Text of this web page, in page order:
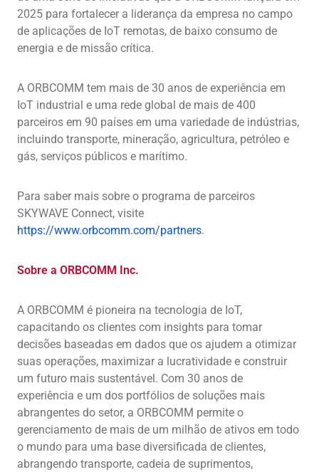
2025 para fortalecer a liderança da empresa no campo
de aplicações de IoT remotas, de baixo consumo de
energia e de missão crítica.
A ORBCOMM tem mais de 30 anos de experiência em
IoT industrial e uma rede global de mais de 400
parceiros em 90 países em uma variedade de indústrias,
incluindo transporte, mineração, agricultura, petróleo e
gás, serviços públicos e marítimo.
Para saber mais sobre o programa de parceiros
SKYWAVE Connect, visite
https://www.orbcomm.com/partners.
Sobre a ORBCOMM Inc.
A ORBCOMM é pioneira na tecnologia de IoT,
capacitando os clientes com insights para tomar
decisões baseadas em dados que os ajudem a otimizar
suas operações, maximizar a lucratividade e construir
um futuro mais sustentável. Com 30 anos de
experiência e um dos portfólios de soluções mais
abrangentes do setor, a ORBCOMM permite o
gerenciamento de mais de um milhão de ativos em todo
o mundo para uma base diversificada de clientes,
abrangendo transporte, cadeia de suprimentos,